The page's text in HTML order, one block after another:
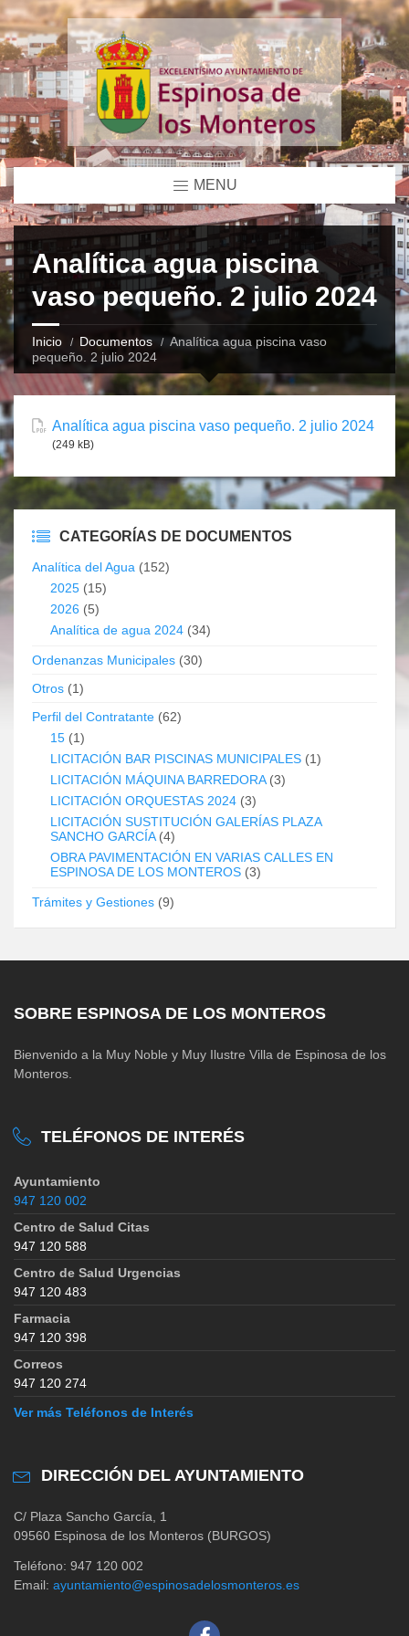
MENU
Analítica agua piscina
vaso pequeño. 2 julio 2024
Inicio Documentos
Analítica agua piscina vaso
pequeño. 2 julio 2024
Analítica agua piscina vaso pequeño. 2 julio 2024
(249 kB)
CATEGORÍAS DE DOCUMENTOS
Analítica del Agua (152)
2025 (15)
2026 (5)
Analítica de agua 2024 (34)
Ordenanzas Municipales (30)
Otros (1)
Perfil del Contratante (62)
15 (1)
LICITACIÓN BAR PISCINAS MUNICIPALES (1)
LICITACIÓN MÁQUINA BARREDORA(3)
LICITACIÓN ORQUESTAS 2024 (3)
LICITACIÓN SUSTITUCIÓN GALERÍAS PLAZA
SANCHO GARCÍA(4)
OBRA PAVIMENTACIÓN EN VARIAS CALLES EN
ESPINOSA DE LOS MONTEROS (3)
Trámites y Gestiones (9)
SOBRE ESPINOSA DE LOS MONTEROS
Bienvenido a la Muy Noble y Muy Ilustre Villa de Espinosa de los
Monteros.
TELÉFONOS DE INTERÉS
Ayuntamiento
947 120 002
Centro de Salud Citas
947 120 588
Centro de Salud Urgencias
947 120 483
Farmacia
947 120 398
Correos
947 120 274
Ver más Teléfonos de Interés
DIRECCIÓN DEL AYUNTAMIENTO
C/ Plaza Sancho García, 1
09560 Espinosa de los Monteros (BURGOS)
Teléfono: 947 120 002
Email: ayuntamiento@espinosadelosmonteros.es